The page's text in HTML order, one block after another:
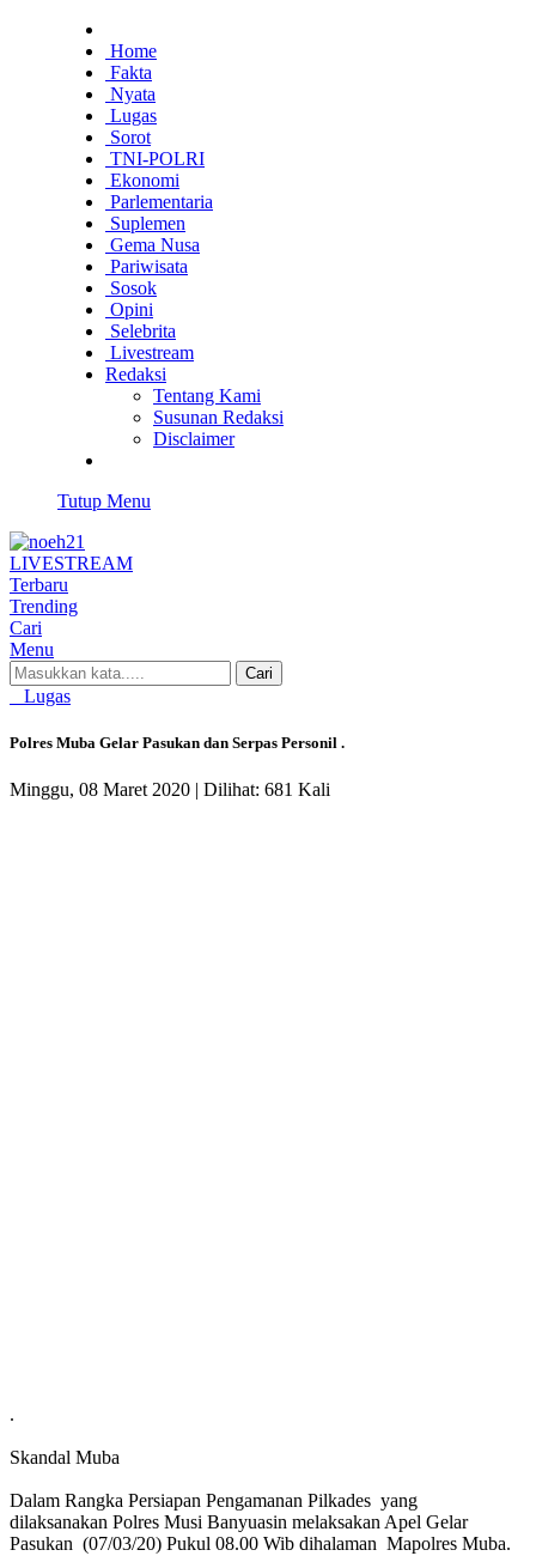
Home
Fakta
Nyata
Lugas
Sorot
TNI-POLRI
Ekonomi
Parlementaria
Suplemen
Gema Nusa
Pariwisata
Sosok
Opini
Selebrita
Livestream
Redaksi
Tentang Kami
Susunan Redaksi
Disclaimer
Tutup Menu
LIVESTREAM
Terbaru
Trending
Cari
Menu
Cari
Lugas
Polres Muba Gelar Pasukan dan Serpas Personil .
Minggu, 08 Maret 2020 | Dilihat: 681 Kali
.
Skandal Muba
Dalam Rangka Persiapan Pengamanan Pilkades yang
dilaksanakan Polres Musi Banyuasin melaksakan Apel Gelar
Pasukan (07/03/20) Pukul 08.00 Wib dihalaman Mapolres Muba.